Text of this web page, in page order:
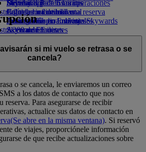
Bebidas
flota
Boeing 777
A380 de Emirates
Emirates A350
Emirates Executive
Mapa de asientos
Diversión para los niños
Juguetes infantiles
Actividades para niños
Sostenibilidad en las operaciones
Política medioambiental
Informes medioambientales
comunidades
Fundación Emirates AirlineFundación
Emirates Airline Opens an external link in
a new tab
Skywards Rail
Calculadora de millas
Inicie sesión en Emirates Skywards
Skywards+
Móvil y app de Emirates
Cancelar o cambiar una reserva
Alteraciones en los viajes
Acerca de Emirates
si mi vuelo se retrasa o se
cancela?
o se cancela, le enviaremos un correo
a los datos de contacto que nos
reserva. Para asegurarse de recibir
actualice sus datos de contacto en
(Se abre en la misma ventana). Si reservó
de viajes, proporciónele información
de que recibe actualizaciones sobre